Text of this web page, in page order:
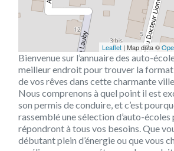
Leaflet | Map data ©
Bienvenue sur l’annuaire des auto-
meilleur endroit pour trouver la
de vos rêves dans cette charmante ville
Nous comprenons à quel point il est
son permis de conduire, et c’est
rassemblé une sélection d’auto-écoles
répondront à tous vos besoins. Que
débutant plein d’énergie ou que vous